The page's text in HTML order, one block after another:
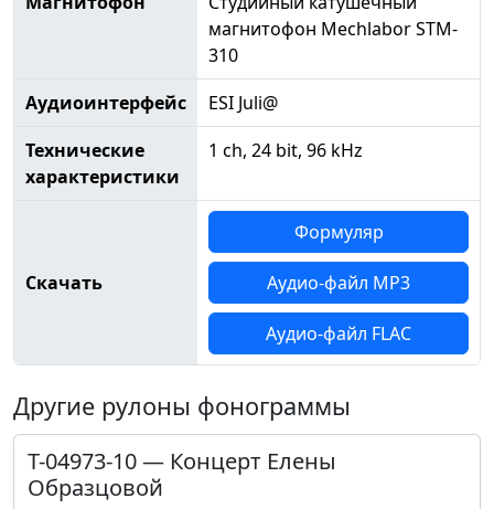
магнитофон Mechlabor STM-
310
Аудиоинтерфейс
ESI Juli@
Технические
характеристики
1 ch, 24 bit, 96 kHz
Скачать
Формуляр
Аудио-файл MP3
Аудио-файл FLAC
Другие рулоны фонограммы
Т-04973-10 — Концерт Елены
Образцовой